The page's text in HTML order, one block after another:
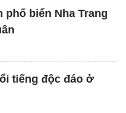
phố biển Nha Trang
tiếng độc đáo ở